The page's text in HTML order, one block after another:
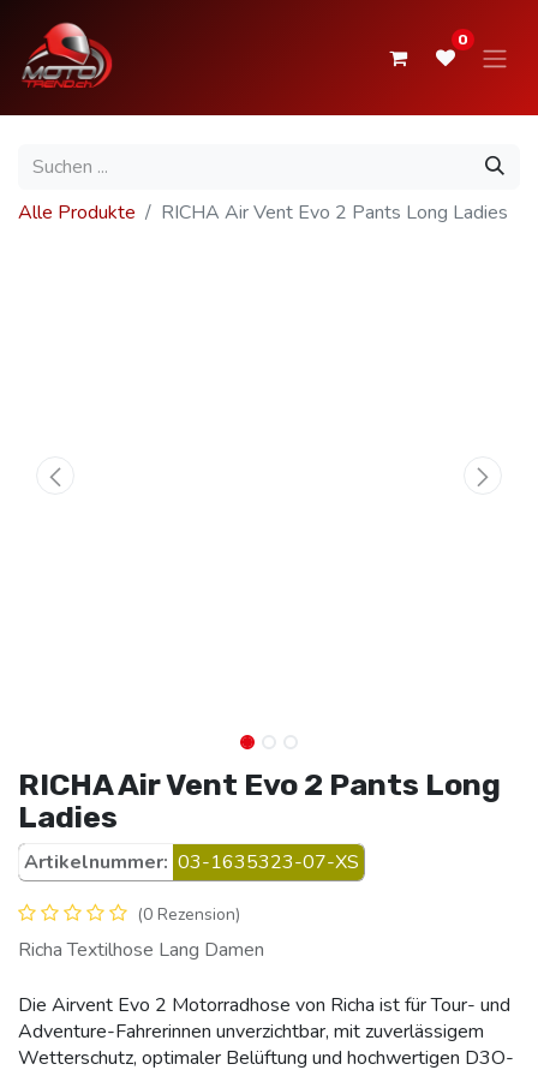
0
Alle Produkte RICHA Air Vent Evo 2 Pants Long Ladies
RICHA Air Vent Evo 2 Pants Long
Ladies
Artikelnummer: 03-1635323-07-XS
(0 Rezension)
Richa Textilhose Lang Damen
Die Airvent Evo 2 Motorradhose von Richa ist für Tour- und
Adventure-Fahrerinnen unverzichtbar, mit zuverlässigem
Wetterschutz, optimaler Belüftung und hochwertigen D3O-